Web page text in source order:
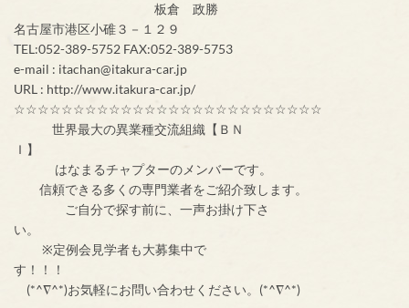
板倉 政勝
名古屋市港区小碓３－１２９
TEL:052-389-5752 FAX:052-389-5753
e-mail : itachan@itakura-car.jp
URL : http://www.itakura-car.jp/
☆☆☆☆☆☆☆☆☆☆☆☆☆☆☆☆☆☆☆☆☆☆☆☆☆☆
世界最大の異業種交流組織【ＢＮ
Ｉ】
はなまるチャプターのメンバーです。
信頼できる多くの専門業者をご紹介致します。
ご自分で探す前に、一声お掛け下さ
い。
※定例会見学者も大募集中で
す！！！
(*^∇^*)お気軽にお問い合わせください。(*^∇^*)